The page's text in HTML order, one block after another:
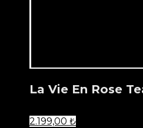
La Vie En Rose
2.199,00 ₺